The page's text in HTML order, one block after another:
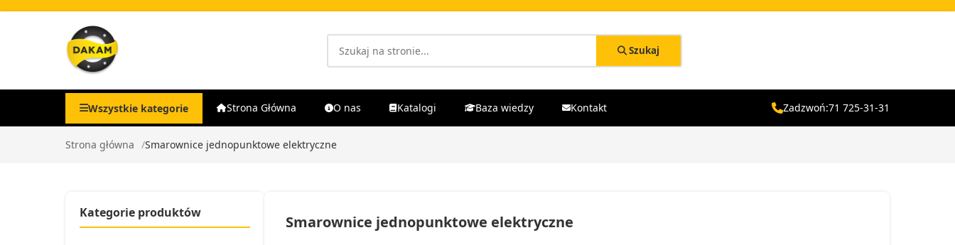
Szukaj
Wszystkie kategorie Strona Główna O nas Katalogi Baza wiedzy Kontakt Zadzwoń:71 725-31-31
Strona główna Smarownice jednopunktowe elektryczne
Kategorie produktów Smarownice jednopunktowe elektryczne